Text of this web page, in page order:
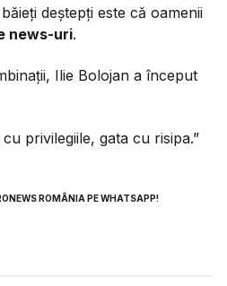
deștepți este că oamenii
news-uri.
Ilie Bolojan a început
privilegiile, gata cu risipa.”
ROMÂNIA PE WHATSAPP!